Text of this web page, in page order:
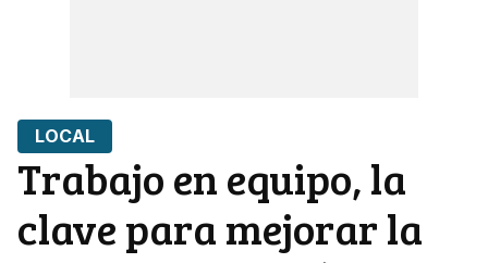
LOCAL
Trabajo en equipo, la
clave para mejorar la